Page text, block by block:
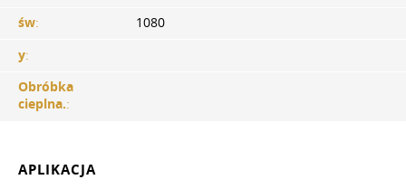
św:
1080
y:
Obróbka
cieplna.:
APLIKACJA